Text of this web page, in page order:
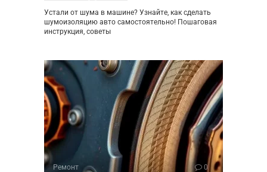
Устали от шума в машине? Узнайте, как сделать
шумоизоляцию авто самостоятельно! Пошаговая
инструкция, советы
Ремонт 0